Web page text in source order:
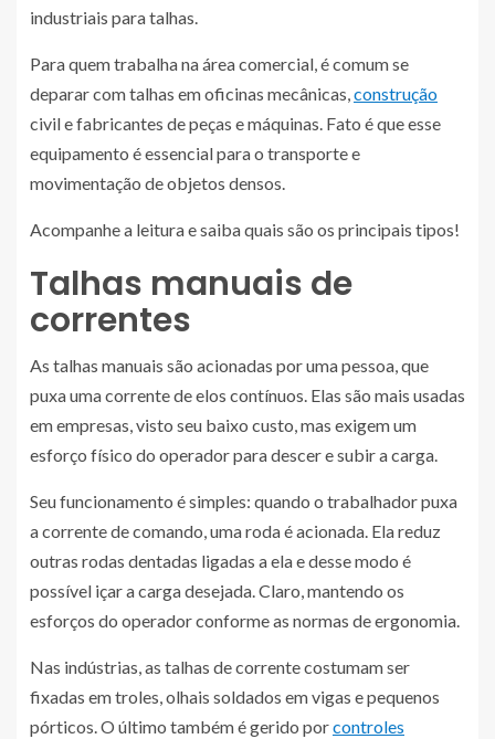
industriais para talhas.
Para quem trabalha na área comercial, é comum se
deparar com talhas em oficinas mecânicas,construção
civil e fabricantes de peças e máquinas. Fato é que esse
equipamento é essencial para o transporte e
movimentação de objetos densos.
Acompanhe a leitura e saiba quais são os principais tipos!
Talhas manuais de
correntes
As talhas manuais são acionadas por uma pessoa, que
puxa uma corrente de elos contínuos. Elas são mais usadas
em empresas, visto seu baixo custo, mas exigem um
esforço físico do operador para descer e subir a carga.
Seu funcionamento é simples: quando o trabalhador puxa
a corrente de comando, uma roda é acionada. Ela reduz
outras rodas dentadas ligadas a ela e desse modo é
possível içar a carga desejada. Claro, mantendo os
esforços do operador conforme as normas de ergonomia.
Nas indústrias, as talhas de corrente costumam ser
fixadas em troles, olhais soldados em vigas e pequenos
pórticos. O último também é gerido porcontroles